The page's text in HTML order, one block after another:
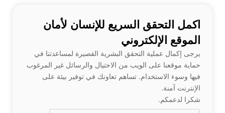
اكمل التحقق السريع للإنسان لأمان
الموقع الإلكتروني
يرجى إكمال عملية التحقق البشرية القصيرة لمساعدتنا في
حماية موقعنا على الويب من الاحتيال والرسائل غير المرغوب
فيها وسوء الاستخدام. تساهم تعاونك في توفير بيئة على
الإنترنت آمنة.
شكرا لدعمكم.